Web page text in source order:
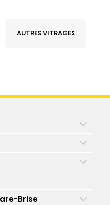
AUTRES VITRAGES
Brise